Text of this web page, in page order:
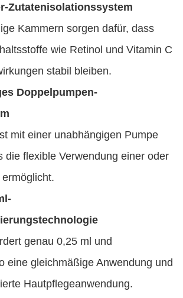
Zutatenisolationssystem
Kammern sorgen dafür, dass
wie Retinol und Vitamin C
stabil bleiben.
Doppelpumpen-
mit einer unabhängigen Pumpe
die flexible Verwendung einer oder
genau 0,25 ml und
eine gleichmäßige Anwendung und
Hautpflegeanwendung.